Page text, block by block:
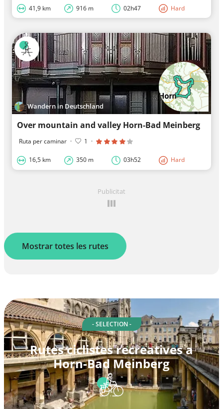
41,9 km 916 m 02h47 Hard
Wandern in Deutschland
Over mountain and valley Horn-Bad Meinberg
Ruta per caminar · 1 ·
16,5 km 350 m 03h52 Hard
Publicitat
Mostrar totes les rutes
- SELECTION -
Rutes ciclistes recreatives a
Horn-Bad Meinberg